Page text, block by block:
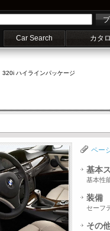
Car Search カタ
320i ハイラインパッケージ
ペー
基本
基本性
装備
セーフ
その